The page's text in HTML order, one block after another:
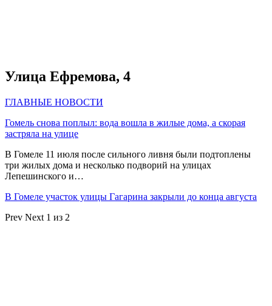
Улица Ефремова, 4
ГЛАВНЫЕ НОВОСТИ
Гомель снова поплыл: вода вошла в жилые дома, а скорая
застряла на улице
В Гомеле 11 июля после сильного ливня были подтоплены
три жилых дома и несколько подворий на улицах
Лепешинского и…
В Гомеле участок улицы Гагарина закрыли до конца августа
Prev Next 1 из 2